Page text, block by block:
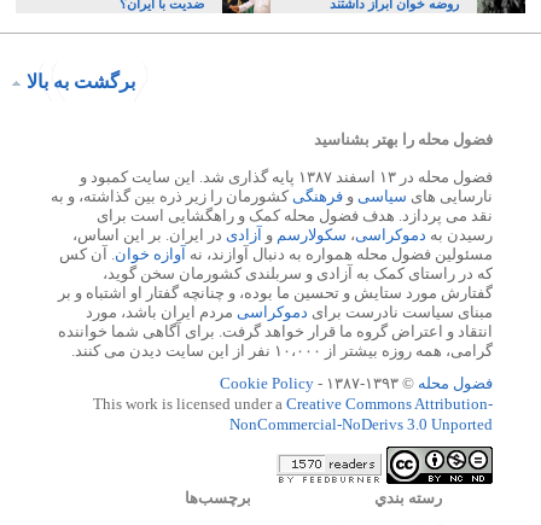
روضه خوان ابراز داشتند
ضدیت با ایران؟
برگشت به بالا
فضول محله را بهتر بشناسید
فضول محله در ۱۳ اسفند ۱۳۸۷ پایه گذاری شد. این سایت کمبود و
نارسایی های سیاسی و فرهنگیکشورمان را زیر ذره بین گذاشته، و به
نقد می پردازد. هدف فضول محله کمک و راهگشایی است برای
رسیدن به دموکراسی، سکولارسم و آزادی در ایران. بر این اساس،
مسئولین فضول محله همواره به دنبال آوازند، نه آوازه خوان. آن کس
که در راستای کمک به آزادی و سربلندی کشورمان سخن گوید،
گفتارش مورد ستایش و تحسین ما بوده، و چنانچه گفتار او اشتباه و بر
مبنای سیاست نادرست برای دموکراسی مردم ایران باشد، مورد
انتقاد و اعتراض گروه ما قرار خواهد گرفت. برای آگاهی شما خواننده
گرامی، همه روزه بیشتر از ۱۰،۰۰۰ نفر از این سایت دیدن می کنند.
فضول محله © ۱۳۹۳-۱۳۸۷ -
Cookie Policy
This work is licensed under a Creative Commons Attribution-
NonCommercial-NoDerivs 3.0 Unported
رسته بندي برچسب‌ها